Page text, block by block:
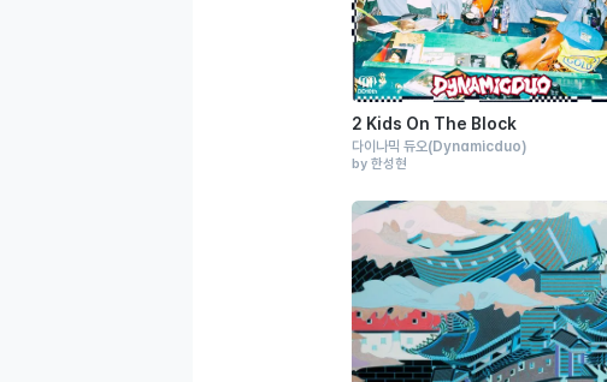
2 Kids On The Block
다이나믹 듀오(Dynamicduo)
by 한성현